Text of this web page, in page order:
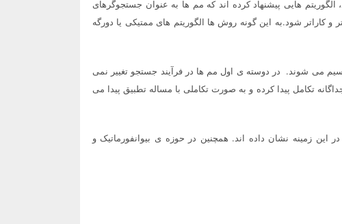
هایی پیشنهاد کرده اند که مم ها به عنوان جستجوگرهای
کاراتر شود.به این گونه روش ها الگوریتم های ممتیکی یا دورگه
تطبیقی و خود تطبیقی تقسیم می شوند. در دوسته ی اول مم ها در فرآیند جستجو تغییر نمی
تکامل پیدا کرده و به صورت تکاملی با مساله تطبیق پیدا می
این زمینه نشان داده اند. همچنین در حوزه ی بیوانفورماتیک و